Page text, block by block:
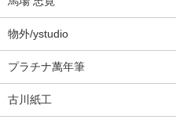
物外/ystudio
プラチナ萬年筆
古川紙工